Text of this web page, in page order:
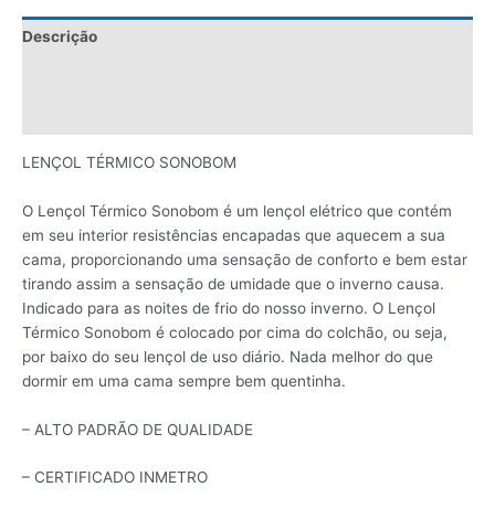
Descrição
LENÇOL TÉRMICO SONOBOM
O Lençol Térmico Sonobom é um lençol elétrico que contém
em seu interior resistências encapadas que aquecem a sua
cama, proporcionando uma sensação de conforto e bem estar
tirando assim a sensação de umidade que o inverno causa.
Indicado para as noites de frio do nosso inverno. O Lençol
Térmico Sonobom é colocado por cima do colchão, ou seja,
por baixo do seu lençol de uso diário. Nada melhor do que
dormir em uma cama sempre bem quentinha.
– ALTO PADRÃO DE QUALIDADE
– CERTIFICADO INMETRO